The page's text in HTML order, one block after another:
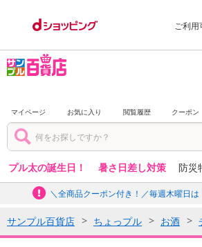
ご利用
マイページ お気に入り 閲覧履歴 クーポン
プル太の誕生日！ 暑さ日差し対策 防災
＼全商品クーポン付き！／毎週木曜日は
サンプル百貨店 ちょっプル お酒